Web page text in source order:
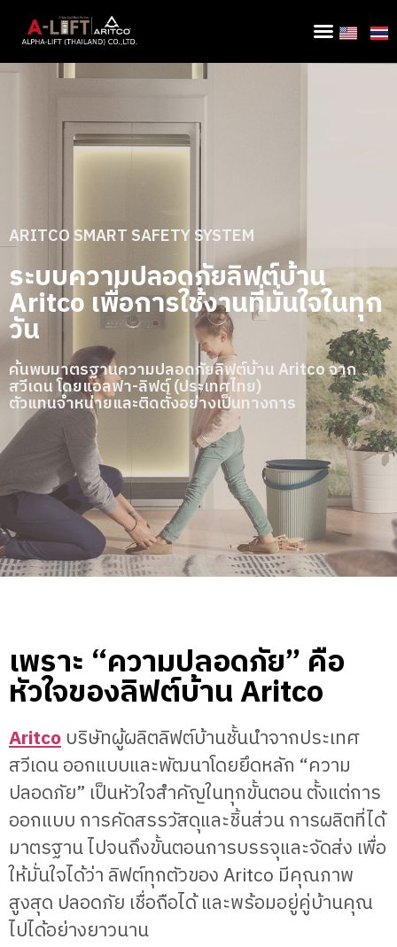
ARITCO SMART SAFETY SYSTEM
ระบบความปลอดภัยลิฟต์บ้าน
Aritco เพื่อการใช้งานที่มั่นใจในทุก
วัน
ค้นพบมาตรฐานความปลอดภัยลิฟต์บ้าน Aritco จาก
สวีเดน โดยแอลฟา-ลิฟต์ (ประเทศไทย)
ตัวแทนจำหน่ายและติดตั้งอย่างเป็นทางการ
เพราะ “ความปลอดภัย” คือ
หัวใจของลิฟต์บ้าน Aritco
Aritco บริษัทผู้ผลิตลิฟต์บ้านชั้นนำจากประเทศ
สวีเดน ออกแบบและพัฒนาโดยยึดหลัก “ความ
ปลอดภัย” เป็นหัวใจสำคัญในทุกขั้นตอน ตั้งแต่การ
ออกแบบ การคัดสรรวัสดุและชิ้นส่วน การผลิตที่ได้
มาตรฐาน ไปจนถึงขั้นตอนการบรรจุและจัดส่ง เพื่อ
ให้มั่นใจได้ว่า ลิฟต์ทุกตัวของ Aritco มีคุณภาพ
สูงสุด ปลอดภัย เชื่อถือได้ และพร้อมอยู่คู่บ้านคุณ
ไปได้อย่างยาวนาน